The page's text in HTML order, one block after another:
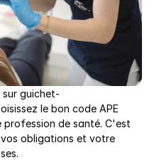
guichet-
le bon code APE
de santé. C'est
obligations et votre